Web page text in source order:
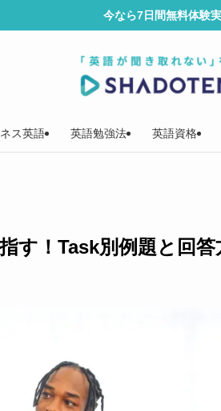
今なら7日間無料体験
ス英語 英語勉強法 英語資格
す！Task別例題と回答